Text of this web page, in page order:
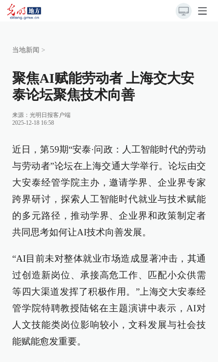
当地新闻 >
聚焦AI赋能劳动者 上海交大安
泰论坛聚焦技术向善
来源： 光明日报客户端
2025-12-18 16:58
近日，第59期“安泰·问政：人工智能时代的劳动
与劳动者”论坛在上海交通大学举行。论坛由交
大安泰经管学院主办，邀请学界、企业界专家
跨界研讨，探索人工智能时代就业与技术赋能
的多元路径，推动学界、企业界和政策制定者
共同思考如何让AI技术向善发展。
“AI目前未对整体就业市场造成显著冲击，其通
过创造新岗位、承接高危工作、匹配小众供需
等四大渠道发挥了积极作用。”上海交大安泰经
管学院特聘教授陆铭在主题演讲中表示，AI对
人文技能类岗位影响较小，文科发展与社会技
能赋能愈发重要。